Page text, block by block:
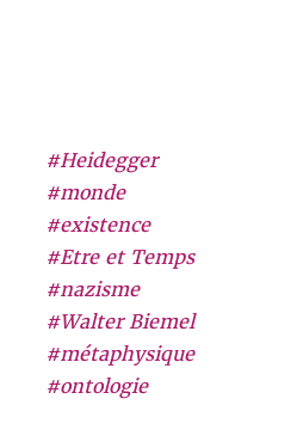
#Heidegger
#monde
#existence
#Etre et Temps
#nazisme
#Walter Biemel
#métaphysique
#ontologie